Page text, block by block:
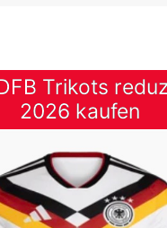
Trikots
2026 kaufen